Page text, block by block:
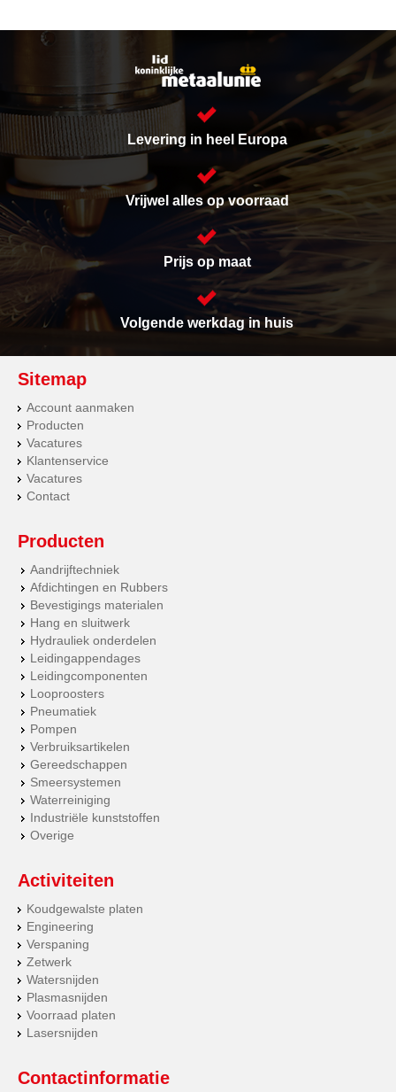
Levering in heel Europa
Vrijwel alles op voorraad
Prijs op maat
Volgende werkdag in huis
Sitemap
Account aanmaken
Producten
Vacatures
Klantenservice
Vacatures
Contact
Producten
Aandrijftechniek
Afdichtingen en Rubbers
Bevestigings materialen
Hang en sluitwerk
Hydrauliek onderdelen
Leidingappendages
Leidingcomponenten
Looproosters
Pneumatiek
Pompen
Verbruiksartikelen
Gereedschappen
Smeersystemen
Waterreiniging
Industriële kunststoffen
Overige
Activiteiten
Koudgewalste platen
Engineering
Verspaning
Zetwerk
Watersnijden
Plasmasnijden
Voorraad platen
Lasersnijden
Contactinformatie